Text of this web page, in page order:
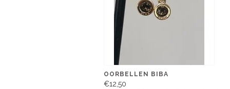
OORBELLEN BIBA
€12,50